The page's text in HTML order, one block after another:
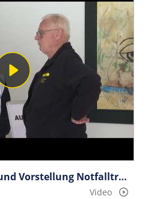
Neuzuzügertag 2026 und Vorstellung Notfalltreffpunkt
Video